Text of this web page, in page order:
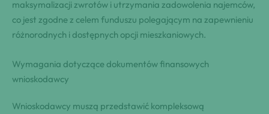
maksymalizacji zwrotów i utrzymania zadowolenia najemców,
co jest zgodne z celem funduszu polegającym na zapewnieniu
różnorodnych i dostępnych opcji mieszkaniowych.
Wymagania dotyczące dokumentów finansowych
wnioskodawcy
Wnioskodawcy muszą przedstawić kompleksową